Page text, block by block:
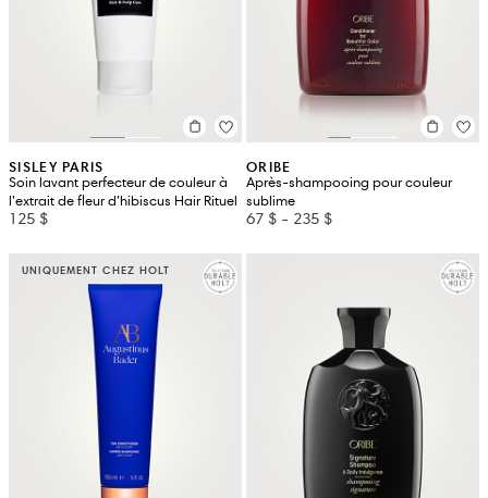
SISLEY PARIS
Soin lavant perfecteur de couleur à
l’extrait de fleur d’hibiscus Hair Rituel
125 $
ORIBE
Après-shampooing pour couleur
sublime
67 $ - 235 $
UNIQUEMENT CHEZ HOLT